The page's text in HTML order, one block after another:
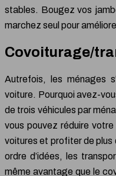
stables. Bougez vos
marchez seul pour
Covoiturage/
Autrefois, les ménages
voiture. Pourquoi avez-
de trois véhicules par
vous pouvez réduire votre
voitures et profiter de plus
ordre d’idées, les
même avantage que le